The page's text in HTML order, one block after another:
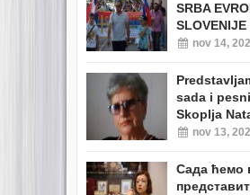
SRBA
SLOVENIJE
nov 14,
sada i
Skoplja
nov 13,
Сада ћемо